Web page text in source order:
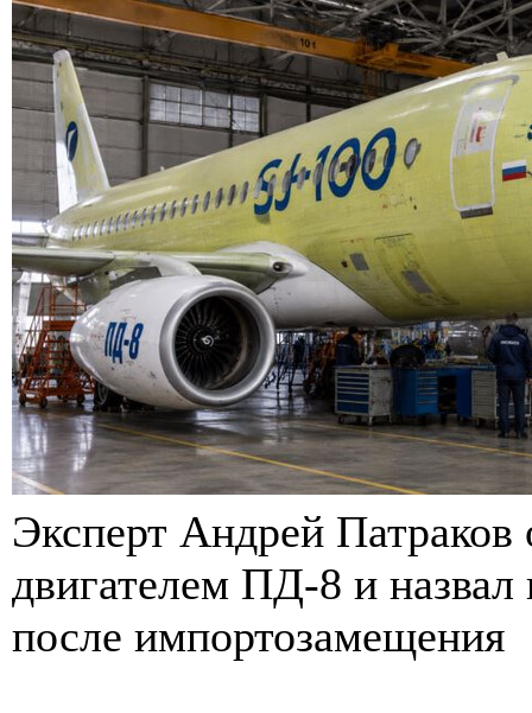
Эксперт Андрей Патраков
двигателем ПД-8 и
после импортозамещения